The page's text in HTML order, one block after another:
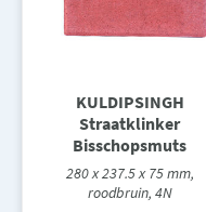
KULDIPSINGH
Straatklinker
Bisschopsmuts
280 x 237.5 x 75 mm,
roodbruin, 4N